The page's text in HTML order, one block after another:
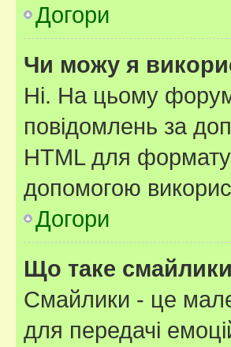
Догори
Чи можу я
Ні. На цьому
повідомлень за
HTML для
допомогою
Догори
Що таке
Смайлики - це
для передачі